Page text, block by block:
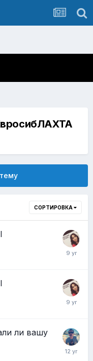
СОРТИРОВКА
ли вашу